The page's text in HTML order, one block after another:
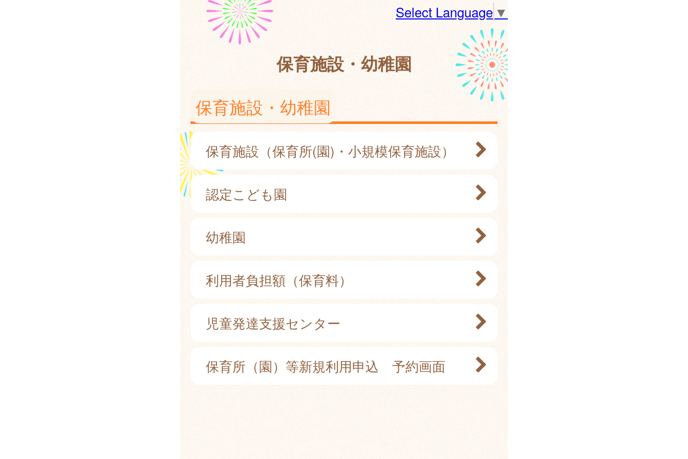
Select Language ▼
保育施設・幼稚園
保育施設・幼稚園
保育施設（保育所(園)・小規模保育施設）
認定こども園
幼稚園
利用者負担額（保育料）
児童発達支援センター
保育所（園）等新規利用申込 予約画面